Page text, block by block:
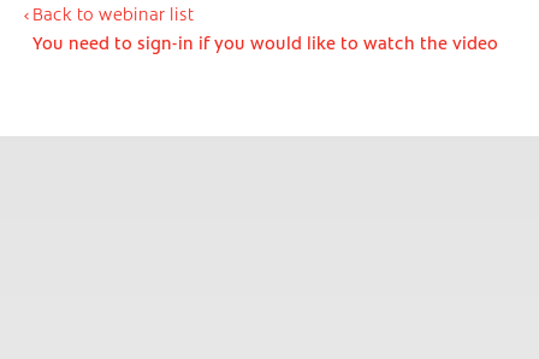
Back to webinar list
You need to sign-in if you would like to watch the video